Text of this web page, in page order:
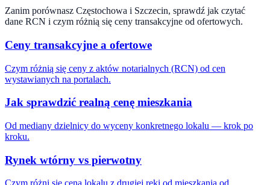
Zanim porównasz Częstochowa i Szczecin, sprawdź jak czytać
dane RCN i czym różnią się ceny transakcyjne od ofertowych.
Ceny transakcyjne a ofertowe
Czym różnią się ceny z aktów notarialnych (RCN) od cen
wystawianych na portalach.
Jak sprawdzić realną cenę mieszkania
Od mediany dzielnicy do wyceny konkretnego lokalu — krok po
kroku.
Rynek wtórny vs pierwotny